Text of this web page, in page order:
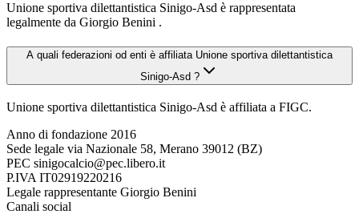
Unione sportiva dilettantistica Sinigo-Asd è rappresentata
legalmente da Giorgio Benini .
A quali federazioni od enti è affiliata Unione sportiva dilettantistica
Sinigo-Asd ?
Unione sportiva dilettantistica Sinigo-Asd è affiliata a FIGC.
Anno di fondazione 2016
Sede legale via Nazionale 58, Merano 39012 (BZ)
PEC sinigocalcio@pec.libero.it
P.IVA IT02919220216
Legale rappresentante Giorgio Benini
Canali social